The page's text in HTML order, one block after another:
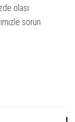
olası
sorun